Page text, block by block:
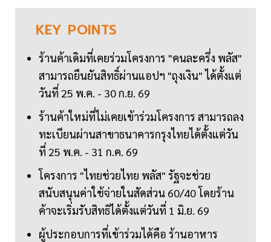
KEY POINTS
ร้านค้าเดิมที่เคยร่วมโครงการ "คนละครึ่ง พลัส"
สามารถยืนยันสิทธิ์ผ่านแอปฯ "ถุงเงิน" ได้ตั้งแต่
วันที่ 25 พ.ค. - 30 ก.ย. 69
ร้านค้าใหม่ที่ไม่เคยเข้าร่วมโครงการ สามารถลง
ทะเบียนผ่านสาขาธนาคารกรุงไทยได้ตั้งแต่วัน
ที่ 25 พ.ค. - 31 ก.ค. 69
โครงการ "ไทยช่วยไทย พลัส" รัฐจะช่วย
สนับสนุนค่าใช้จ่ายในสัดส่วน 60/40 โดยร้าน
ค้าจะเริ่มรับสิทธิได้ตั้งแต่วันที่ 1 มิ.ย. 69
ผู้ประกอบการที่เข้าร่วมได้คือ ร้านอาหาร